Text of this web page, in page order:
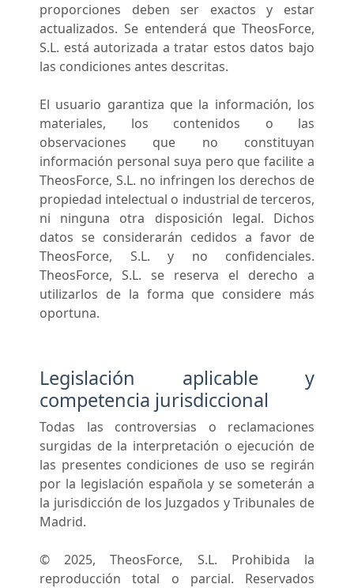
proporciones deben ser exactos y estar
actualizados. Se entenderá que TheosForce,
S.L. está autorizada a tratar estos datos bajo
las condiciones antes descritas.
El usuario garantiza que la información, los
materiales, los contenidos o las
observaciones que no constituyan
información personal suya pero que facilite a
TheosForce, S.L. no infringen los derechos de
propiedad intelectual o industrial de terceros,
ni ninguna otra disposición legal. Dichos
datos se considerarán cedidos a favor de
TheosForce, S.L. y no confidenciales.
TheosForce, S.L. se reserva el derecho a
utilizarlos de la forma que considere más
oportuna.
Legislación aplicable y
competencia jurisdiccional
Todas las controversias o reclamaciones
surgidas de la interpretación o ejecución de
las presentes condiciones de uso se regirán
por la legislación española y se someterán a
la jurisdicción de los Juzgados y Tribunales de
Madrid.
© 2025, TheosForce, S.L. Prohibida la
reproducción total o parcial. Reservados